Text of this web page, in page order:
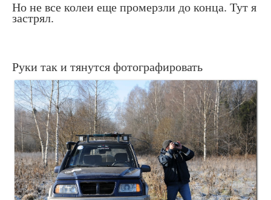
Но не все колеи еще промерзли до конца. Тут я
застрял.
Руки так и тянутся фотографировать